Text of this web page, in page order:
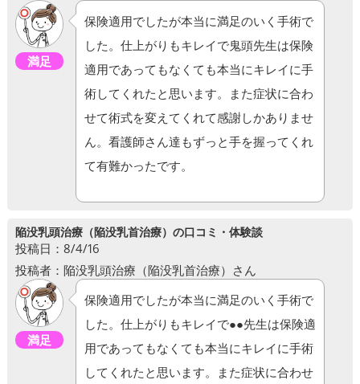
満足
保険適用でしたが本当に満足のいく手術で
した。仕上がりもキレイで鬼頭先生は保険
適用であってもなくても本当にキレイに手
術してくれたと思います。また症状に合わ
せて術式を変えてくれて感謝しかありませ
ん。看護師さん達もずっと手を握ってくれ
て有難かったです。
陥没乳頭治療（陥没乳首治療）の口コミ・体験談
投稿日：8/4/16
投稿者：陥没乳頭治療（陥没乳首治療）さん
満足
保険適用でしたが本当に満足のいく手術で
した。仕上がりもキレイで●●先生は保険適
用であってもなくても本当にキレイに手術
してくれたと思います。また症状に合わせ